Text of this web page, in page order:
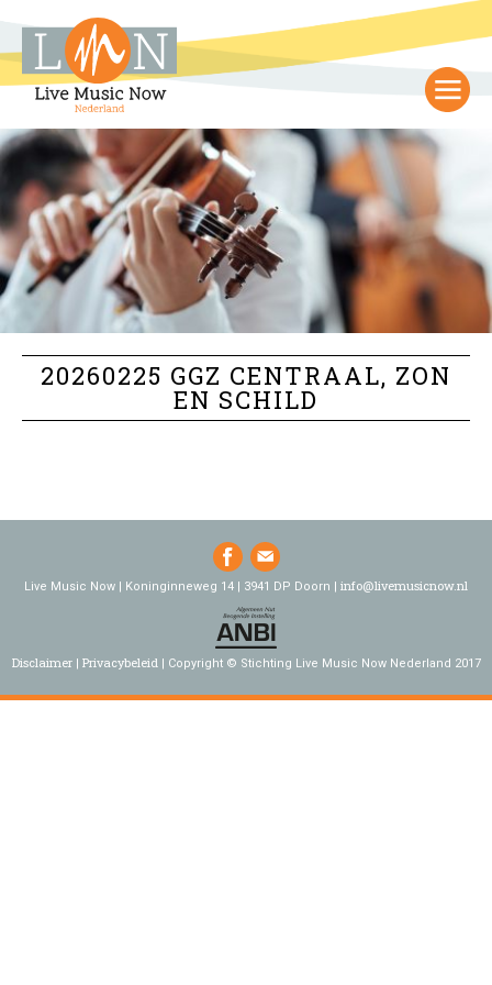
20260225 GGZ CENTRAAL, ZON
EN SCHILD
Live Music Now | Koninginneweg 14 | 3941 DP Doorn | info@livemusicnow.nl
Disclaimer Privacybeleid Copyright © Stichting Live Music Now Nederland 2017